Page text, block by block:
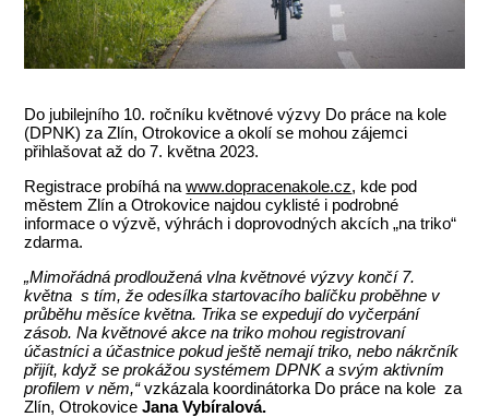
Do jubilejního 10. ročníku květnové výzvy Do práce na kole
(DPNK) za Zlín, Otrokovice a okolí se mohou zájemci
přihlašovat až do 7. května 2023.
Registrace probíhá nawww.dopracenakole.cz, kde pod
městem Zlín a Otrokovice najdou cyklisté i podrobné
informace o výzvě, výhrách i doprovodných akcích „na triko“
zdarma.
„Mimořádná prodloužená vlna květnové výzvy končí 7.
května s tím, že odesílka startovacího balíčku proběhne v
průběhu měsíce května. Trika se expedují do vyčerpání
zásob. Na květnové akce na triko mohou registrovaní
účastníci a účastnice pokud ještě nemají triko, nebo nákrčník
přijít, když se prokážou systémem DPNK a svým aktivním
profilem v něm,“vzkázala koordinátorka Do práce na kole za
Zlín, OtrokoviceJana Vybíralová.